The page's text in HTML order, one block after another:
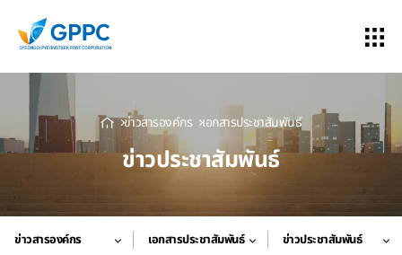
ข่าวสารองค์กร เอกสารประชาสัมพันธ์
ข่าวประชาสัมพันธ์
ข่าวสารองค์กร เอกสารประชาสัมพันธ์ ข่าวประชาสัมพันธ์